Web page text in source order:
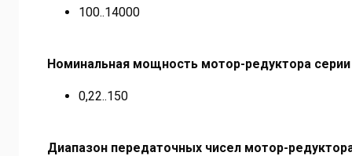
100..14000
Номинальная мощность мотор-редуктора
0,22..150
Диапазон передаточных чисел мотор-